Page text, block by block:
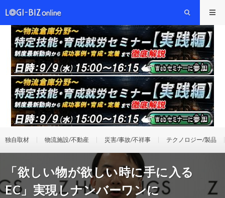
独自取材 物流施設/不動産 災害/事故/不祥事 テクノロジー/製品
「欲しい物が欲しい時に手に入る
EC」実現しナンバーワンに